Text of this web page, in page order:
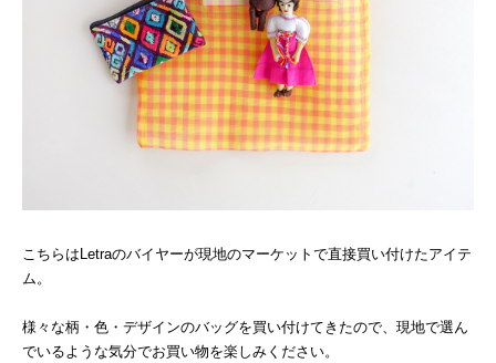
こちらはLetraのバイヤーが現地のマーケットで直接買い付けたアイテ
ム。
様々な柄・色・デザインのバッグを買い付けてきたので、現地で選ん
でいるような気分でお買い物を楽しみください。